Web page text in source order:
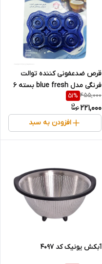
قرص ضدعفونی کننده توالت
فرنگی مدل blue fresh بسته 6
عددی
455,000
51%
221,000
افزودن به سبد
آبکش یونیک کد 4097